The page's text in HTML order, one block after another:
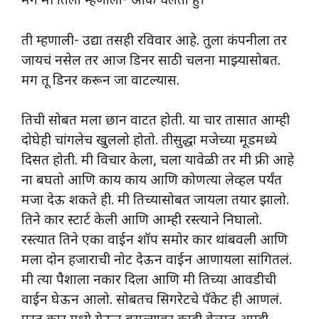
ती म्हणाली- उद्या तसही रविवार आहे. तुला कंपनीला तर
जायचं नसेल तर आज डिनर साठी चलना माझ्यासोबत.
मग तू डिनर करून जा वाटल्यास.
तिची सोबत मला छान वाटत होती. या चार तासात आम्ही
दोघेही चांगलेच खुललो होतो. तीसुद्धा मजेच्या मूडमध्ये
दिसत होती. मी विचार केला, चला यावेळी तर मी फ्री आहे
ना बघतो आणि काय काय आणि कोणत्या लेव्हल पर्यंत
मजा देऊ शकते ही. मी तिच्यासोबत जायला तयार झालो.
तिने कार स्टार्ट केली आणि आम्ही रस्त्याने निघालो.
रस्त्यात तिने एका वाईन शॉप समोर कार थांबवली आणि
मला दोन हजाराची नोट देऊन वाईन आणायला सांगितलं.
मी त्या पैशाला नकार दिला आणि मी तिच्या आवडीची
वाईन घेऊन आलो. सोबतच सिगरेटचे पॅकेट ही आणलं.